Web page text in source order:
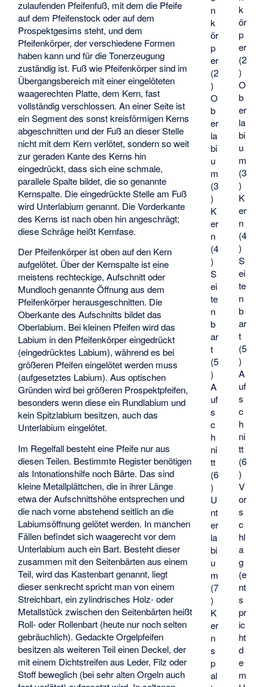
n
k
ör
p
er
(2
)
O
b
er
la
bi
u
m
(3
)
K
er
n
(4
)
S
ei
te
n
b
ar
t
(5
)
A
uf
s
c
h
ni
tt
(6
)
U
nt
er
la
bi
u
m
(7
)
K
er
n
s
p
al
k
ör
p
er
(2
)
O
b
er
la
bi
u
m
(3
)
K
er
n
(4
)
S
ei
te
n
b
ar
t
(5
)
A
uf
s
c
h
ni
tt
(6
)
V
or
s
c
hl
a
g
(e
nt
s
pr
ic
ht
d
e
m
zulaufenden Pfeifenfuß, mit dem die Pfeife
auf dem Pfeifenstock oder auf dem
Prospektgesims steht, und dem
Pfeifenkörper, der verschiedene Formen
haben kann und für die Tonerzeugung
zuständig ist. Fuß wie Pfeifenkörper sind im
Übergangsbereich mit einer eingelöteten
waagerechten Platte, dem Kern, fast
vollständig verschlossen. An einer Seite ist
ein Segment des sonst kreisförmigen Kerns
abgeschnitten und der Fuß an dieser Stelle
nicht mit dem Kern verlötet, sondern so weit
zur geraden Kante des Kerns hin
eingedrückt, dass sich eine schmale,
parallele Spalte bildet, die so genannte
Kernspalte. Die eingedrückte Stelle am Fuß
wird Unterlabium genannt. Die Vorderkante
des Kerns ist nach oben hin angeschrägt;
diese Schräge heißt Kernfase.
Der Pfeifenkörper ist oben auf den Kern
aufgelötet. Über der Kernspalte ist eine
meistens rechteckige, Aufschnitt oder
Mundloch genannte Öffnung aus dem
Pfeifenkörper herausgeschnitten. Die
Oberkante des Aufschnitts bildet das
Oberlabium. Bei kleinen Pfeifen wird das
Labium in den Pfeifenkörper eingedrückt
(eingedrücktes Labium), während es bei
größeren Pfeifen eingelötet werden muss
(aufgesetztes Labium). Aus optischen
Gründen wird bei größeren Prospektpfeifen,
besonders wenn diese ein Rundlabium und
kein Spitzlabium besitzen, auch das
Unterlabium eingelötet.
Im Regelfall besteht eine Pfeife nur aus
diesen Teilen. Bestimmte Register benötigen
als Intonationshilfe noch Bärte. Das sind
kleine Metallplättchen, die in ihrer Länge
etwa der Aufschnittshöhe entsprechen und
die nach vorne abstehend seitlich an die
Labiumsöffnung gelötet werden. In manchen
Fällen befindet sich waagerecht vor dem
Unterlabium auch ein Bart. Besteht dieser
zusammen mit den Seitenbärten aus einem
Teil, wird das Kastenbart genannt, liegt
dieser senkrecht spricht man von einem
Streichbart, ein zylindrisches Holz- oder
Metallstück zwischen den Seitenbärten heißt
Roll- oder Rollenbart (heute nur noch selten
gebräuchlich). Gedackte Orgelpfeifen
besitzen als weiteren Teil einen Deckel, der
mit einem Dichtstreifen aus Leder, Filz oder
Stoff beweglich (bei sehr alten Orgeln auch